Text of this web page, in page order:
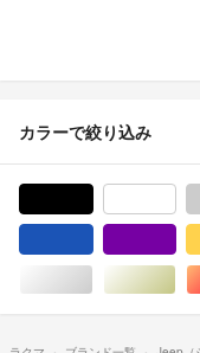
カラーで絞り込み
シルバー/銀色